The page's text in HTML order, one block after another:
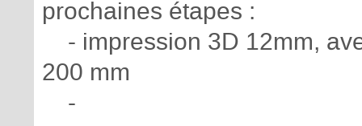
prochaines étapes :
- impression 3D 12mm,
200 mm
-